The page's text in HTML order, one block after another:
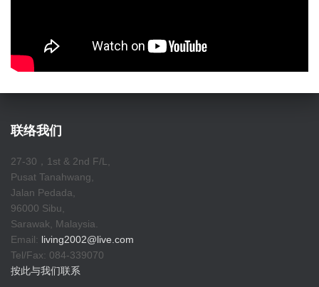
联络我们
27-30，1st & 2nd F/L,
Pusat Tanahwang,
Jalan Pedada,
96000 Sibu,
Sarawak, Malaysia.
Email: living2002@live.com
Tel/Fax: 084-339070
按此与我们联系